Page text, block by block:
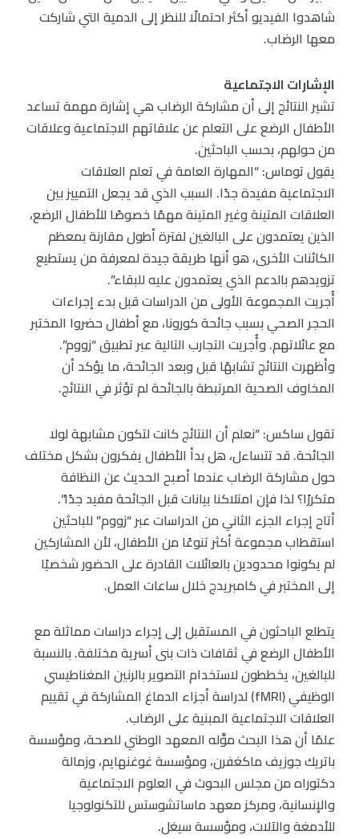
شاهدوا الفيديو أكثر احتمالًا للنظر إلى الدمية التي شاركت
معها الرضاب.
الإشارات الاجتماعية
تشير النتائج إلى أن مشاركة الرضاب هي إشارة مهمة تساعد
الأطفال الرضع على التعلم عن علاقاتهم الاجتماعية وعلاقات
من حولهم، بحسب الباحثين.
يقول توماس: “المهارة العامة في تعلم العلاقات
الاجتماعية مفيدة جدًا. السبب الذي قد يجعل التمييز بين
العلاقات المتينة وغير المتينة مهمًا خصوصًا للأطفال الرضع،
الذين يعتمدون على البالغين لفترة أطول مقارنة بمعظم
الكائنات الأخرى، هو أنها طريقة جيدة لمعرفة من يستطيع
تزويدهم بالدعم الذي يعتمدون عليه للبقاء”.
أُجريت المجموعة الأولى من الدراسات قبل بدء إجراءات
الحجر الصحي بسبب جائحة كورونا، مع أطفال حضروا المختبر
مع عائلاتهم. وأُجريت التجارب التالية عبر تطبيق “زووم”.
وأظهرت النتائج تشابهًا قبل وبعد الجائحة، ما يؤكد أن
المخاوف الصحية المرتبطة بالجائحة لم تؤثر في النتائج.
تقول ساكس: “نعلم أن النتائج كانت لتكون مشابهة لولا
الجائحة. قد تتساءل، هل بدأ الأطفال يفكرون بشكل مختلف
حول مشاركة الرضاب عندما أصبح الحديث عن النظافة
متكررًا؟ لذا فإن امتلاكنا بيانات قبل الجائحة مفيد جدًا”.
أتاح إجراء الجزء الثاني من الدراسات عبر “زووم” للباحثين
استقطاب مجموعة أكثر تنوعًا من الأطفال، لأن المشاركين
لم يكونوا محدودين بالعائلات القادرة على الحضور شخصيًا
إلى المختبر في كامبريدج خلال ساعات العمل.
يتطلع الباحثون في المستقبل إلى إجراء دراسات مماثلة مع
الأطفال الرضع في ثقافات ذات بنى أسرية مختلفة. بالنسبة
للبالغين، يخططون لاستخدام التصوير بالرنين المغناطيسي
الوظيفي (fMRI) لدراسة أجزاء الدماغ المشاركة في تقييم
العلاقات الاجتماعية المبنية على الرضاب.
علمًا أن هذا البحث موَّله المعهد الوطني للصحة، ومؤسسة
باتريك جوزيف ماكغفرن، ومؤسسة غوغنهايم، وزمالة
دكتوراه من مجلس البحوث في العلوم الاجتماعية
والإنسانية، ومركز معهد ماساتشوستس للتكنولوجيا
للأدمغة والآلات، ومؤسسة سيغل.